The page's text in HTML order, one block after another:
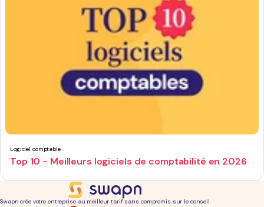
Logiciel comptable
Top 10 - Meilleurs logiciels de comptabilité en 2026
Swapn crée votre entreprise au meilleur tarif sans compromis sur le conseil